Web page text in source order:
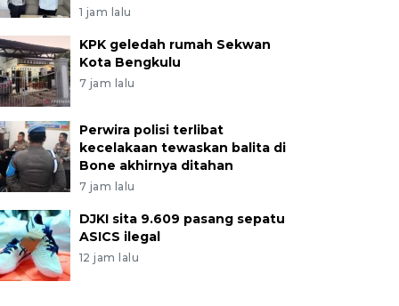
1 jam lalu
KPK geledah rumah Sekwan
Kota Bengkulu
7 jam lalu
Perwira polisi terlibat
kecelakaan tewaskan balita di
Bone akhirnya ditahan
7 jam lalu
DJKI sita 9.609 pasang sepatu
ASICS ilegal
12 jam lalu